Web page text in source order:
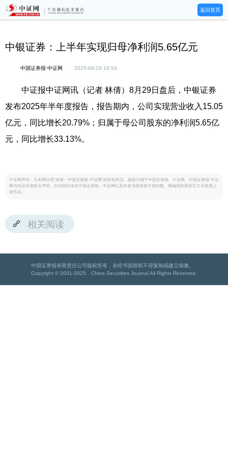
返回首页
中银证券：上半年实现归母净利润5.65亿元
中国证券报·中证网 2025-08-29 19:54
中证报中证网讯（记者 林倩）8月29日盘后，中银证券
发布2025年半年度报告，报告期内，公司实现营业收入15.05
亿元，同比增长20.79%；归属于母公司股东的净利润5.65亿
元，同比增长33.13%。
中证网声明：凡本网注明“来源：中国证券报·中证网”的所有作品，版权均属于中国证券报、中证网。中国证券报·中证
网与作品作者联合声明，任何组织未经中国证券报、中证网以及作者书面授权不得转载、摘编或利用其它方式使用上
述作品。
相关阅读
中国证券报有限责任公司版权所有，未经书面授权不得复制或建立镜像。
Copyright © 2001-2025 China Securities Journal.All Rights Reserved.